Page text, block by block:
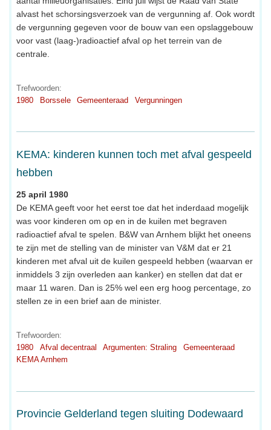
alvast het schorsingsverzoek van de vergunning af. Ook wordt
de vergunning gegeven voor de bouw van een opslaggebouw
voor vast (laag-)radioactief afval op het terrein van de
centrale.
Trefwoorden:
1980
Borssele Gemeenteraad Vergunningen
KEMA: kinderen kunnen toch met afval gespeeld
hebben
25 april 1980
De KEMA geeft voor het eerst toe dat het inderdaad mogelijk
was voor kinderen om op en in de kuilen met begraven
radioactief afval te spelen. B&W van Arnhem blijkt het oneens
te zijn met de stelling van de minister van V&M dat er 21
kinderen met afval uit de kuilen gespeeld hebben (waarvan er
inmiddels 3 zijn overleden aan kanker) en stellen dat dat er
maar 11 waren. Dan is 25% wel een erg hoog percentage, zo
stellen ze in een brief aan de minister.
Trefwoorden:
1980
Afval decentraal Argumenten: Straling
Gemeenteraad
KEMA Arnhem
Provincie Gelderland tegen sluiting Dodewaard